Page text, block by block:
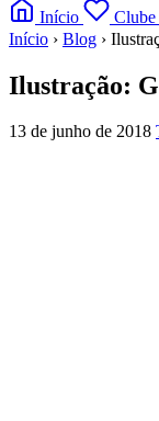
Início
Início › Blog ›
Ilustração:
13 de junho de 2018